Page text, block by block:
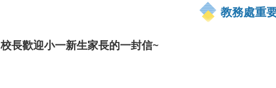
教務處重
校長歡迎小一新生家長的一封信~